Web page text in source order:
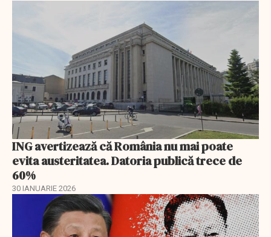
ING avertizează că România nu mai poate
evita austeritatea. Datoria publică trece de
60%
30 IANUARIE 2026